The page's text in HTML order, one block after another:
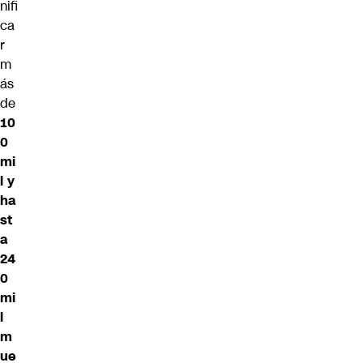
nifi
ca
r
m
ás
de
10
0
mi
l y
ha
st
a
24
0
mi
l
m
ue